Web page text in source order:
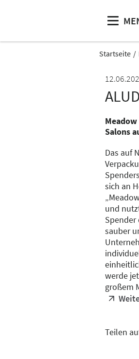
Startseite
Salons
Das auf
sich an
und
Spender
sauber
werde
großem
Teilen